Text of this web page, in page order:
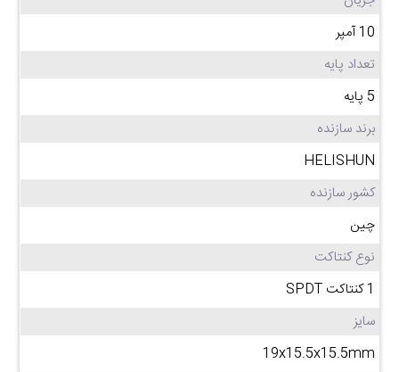
10 آمپر
تعداد پایه
5 پایه
برند سازنده
HELISHUN
کشور سازنده
چین
نوع کنتاکت
1 کنتاکت SPDT
سایز
19x15.5x15.5mm